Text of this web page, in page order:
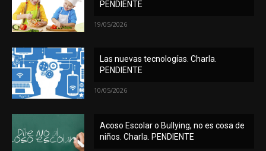
PENDIENTE
19/05/2026
Las nuevas tecnologías. Charla.
PENDIENTE
10/05/2026
Acoso Escolar o Bullying, no es cosa de
niños. Charla. PENDIENTE